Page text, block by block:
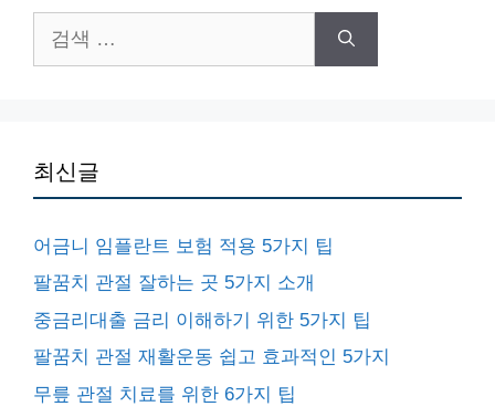
색:
최신글
어금니 임플란트 보험 적용 5가지 팁
팔꿈치 관절 잘하는 곳 5가지 소개
중금리대출 금리 이해하기 위한 5가지 팁
팔꿈치 관절 재활운동 쉽고 효과적인 5가지
무릎 관절 치료를 위한 6가지 팁